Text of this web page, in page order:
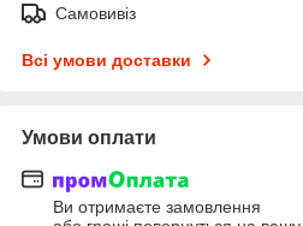
Самовивіз
Всі умови доставки
Умови оплати
Ви отримаєте замовлення